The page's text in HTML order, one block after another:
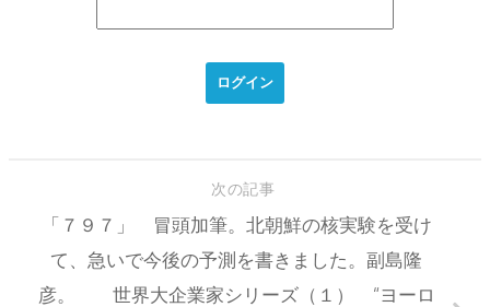
次の記事
「７９７」 冒頭加筆。北朝鮮の核実験を受け
て、急いで今後の予測を書きました。副島隆
彦。 世界大企業家シリーズ（１） “ヨーロ